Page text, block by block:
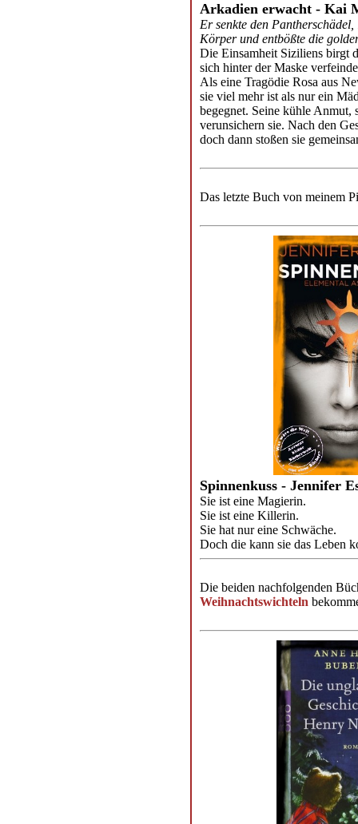
Arkadien erwacht - Kai
Er senkte den
Körper und entbößte die
Die Einsamheit Siziliens birgt
sich hinter der Maske
Als eine Tragödie Rosa aus
sie viel mehr ist als nur ein
begegnet. Seine kühle Anmut,
verunsichern sie. Nach den
doch dann stoßen sie
Das letzte Buch von meinem
Spinnenkuss - Jennifer
Sie ist eine Magierin.
Sie ist eine Killerin.
Sie hat nur eine Schwäche.
Doch die kann sie das Leben
Die beiden nachfolgenden
Weihnachtswichteln